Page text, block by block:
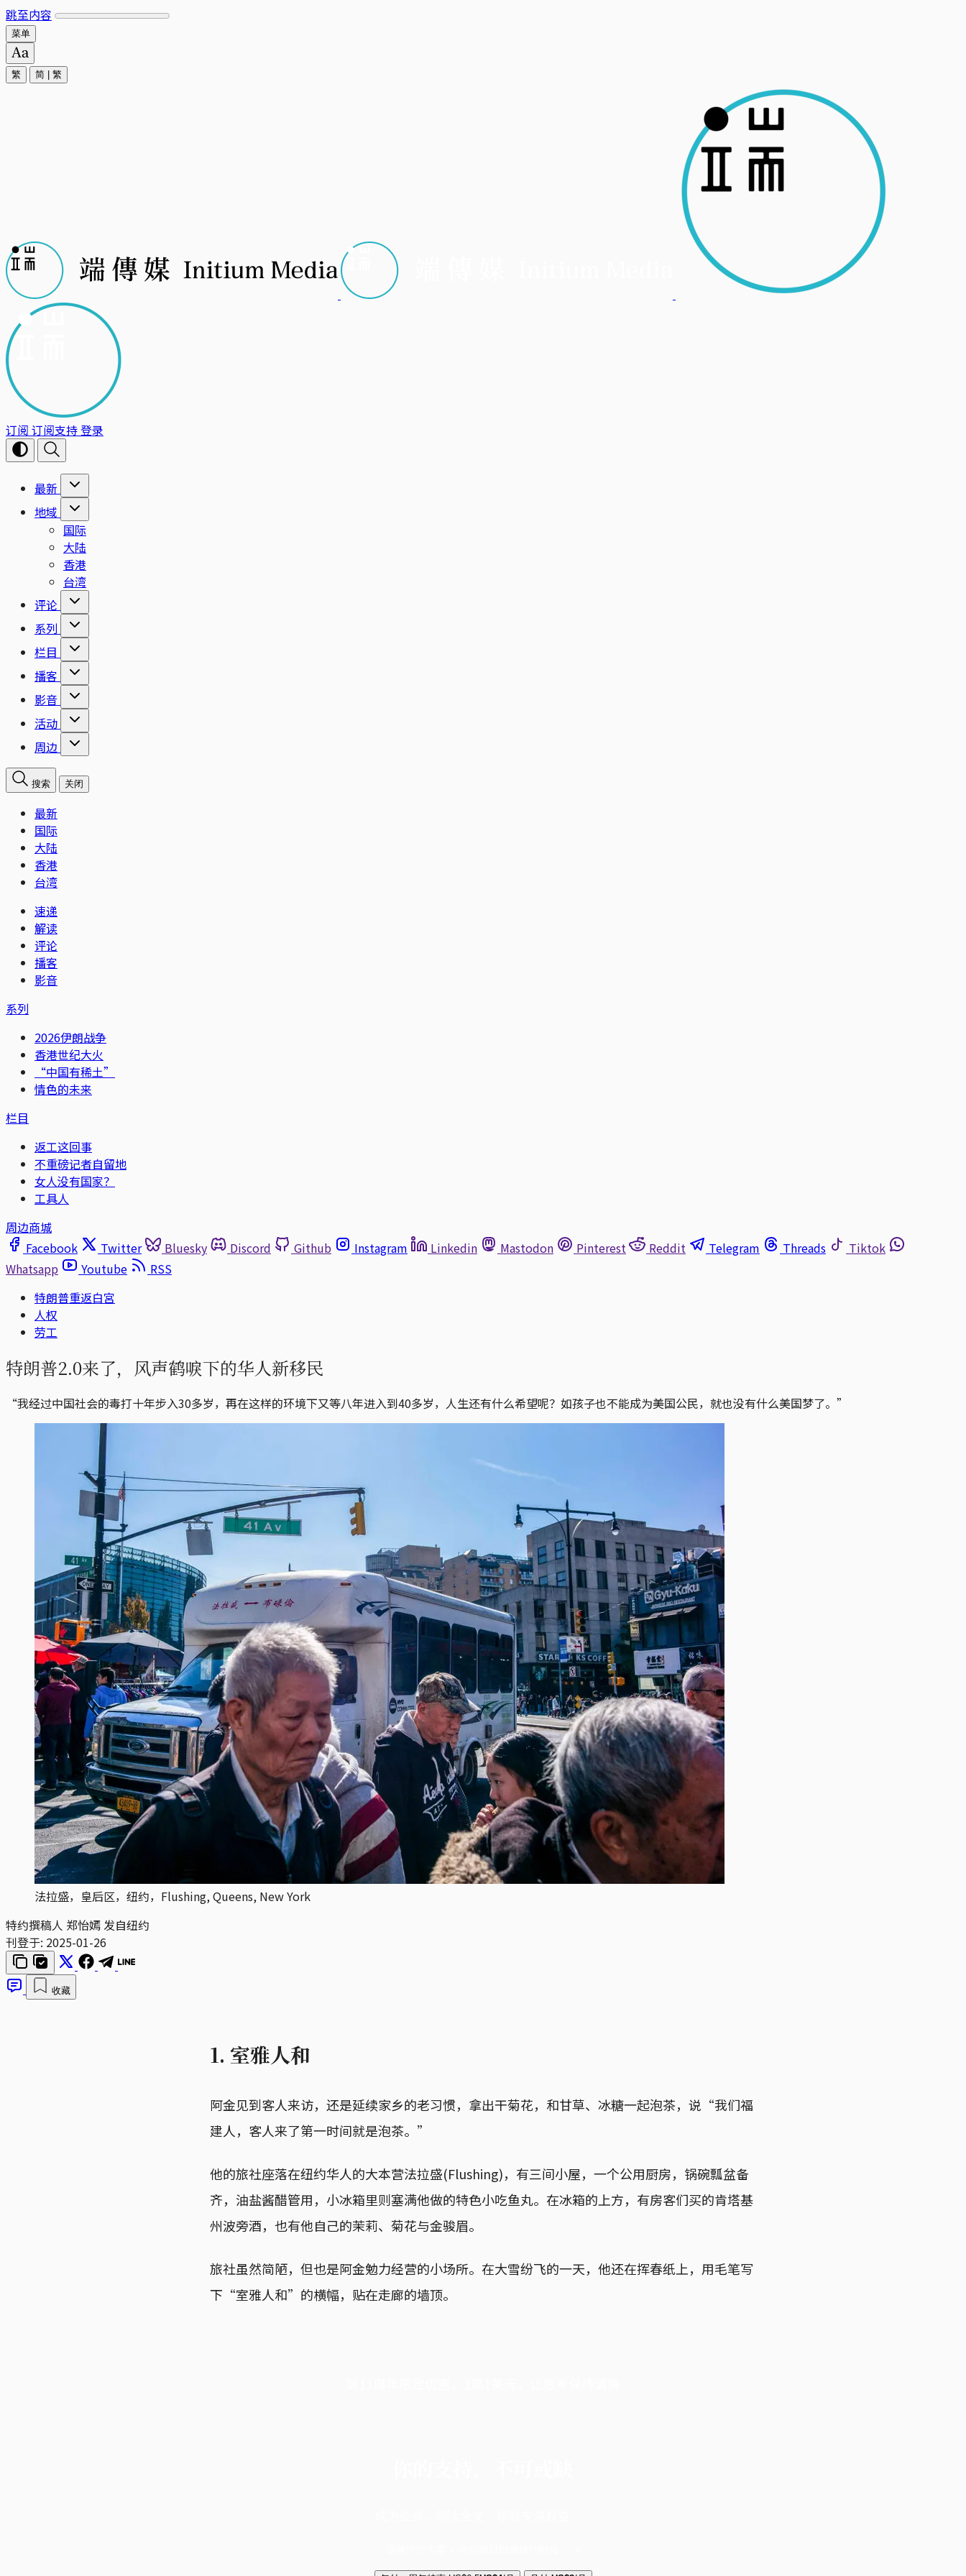
跳至内容
菜单
繁 简 繁
订阅 订阅支持登录
最新
地域
国际
大陆
香港
台湾
评论
系列
栏目
播客
影音
活动
周边
搜索 关闭
最新
国际
大陆
香港
台湾
速递
解读
评论
播客
影音
系列
2026伊朗战争
香港世纪大火
“中国有稀土”
情色的未来
栏目
返工这回事
不重磅记者自留地
女人没有国家？
工具人
周边商城
Facebook
Twitter Bluesky Discord Github Instagram Linkedin Mastodon Pinterest Reddit Telegram Threads
Tiktok
Whatsapp
Youtube
RSS
特朗普重返白宮
人权
劳工
特朗普2.0来了，风声鹤唳下的华人新移民
“我经过中国社会的毒打十年步入30多岁，再在这样的环境下又等八年进入到40多岁，人生还有什么希望呢？如孩子也不能成为美国公民，就也没有什么美国梦了。”
法拉盛，皇后区，纽约，Flushing, Queens, New York
特约撰稿人 郑怡嫣 发自纽约
刊登于: 2025-01-26
收藏
1. 室雅人和
阿金见到客人来访，还是延续家乡的老习惯，拿出干菊花，和甘草、冰糖一起泡茶，说“我们福
建人，客人来了第一时间就是泡茶。”
他的旅社座落在纽约华人的大本营法拉盛(Flushing)，有三间小屋，一个公用厨房，锅碗瓢盆备
齐，油盐酱醋管用，小冰箱里则塞满他做的特色小吃鱼丸。在冰箱的上方，有房客们买的肯塔基
州波旁酒，也有他自己的茉莉、菊花与金骏眉。
旅社虽然简陋，但也是阿金勉力经营的小场所。在大雪纷飞的一天，他还在挥春纸上，用毛笔写
下“室雅人和”的横幅，贴在走廊的墙顶。